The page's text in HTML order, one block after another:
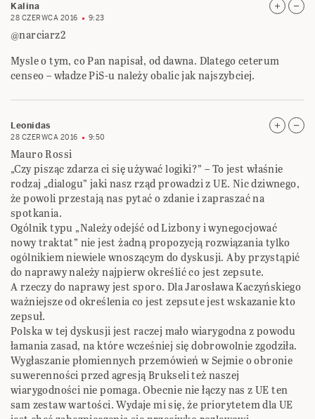
Kalina
28 CZERWCA 2016 9:23
@narciarz2
Mysle o tym, co Pan napisał, od dawna. Dlatego ceterum
censeo – władze PiS-u należy obalic jak najszybciej.
Leonidas
28 CZERWCA 2016 9:50
Mauro Rossi
„Czy pisząc zdarza ci się używać logiki?” – To jest właśnie
rodzaj „dialogu” jaki nasz rząd prowadzi z UE. Nic dziwnego,
że powoli przestają nas pytać o zdanie i zapraszać na
spotkania.
Ogólnik typu „Należy odejść od Lizbony i wynegocjować
nowy traktat” nie jest żadną propozycją rozwiązania tylko
ogólnikiem niewiele wnoszącym do dyskusji. Aby przystąpić
do naprawy należy najpierw określić co jest zepsute.
A rzeczy do naprawy jest sporo. Dla Jarosława Kaczyńskiego
ważniejsze od określenia co jest zepsute jest wskazanie kto
zepsuł.
Polska w tej dyskusji jest raczej mało wiarygodna z powodu
łamania zasad, na które wcześniej się dobrowolnie zgodziła.
Wygłaszanie płomiennych przemówień w Sejmie o obronie
suwerenności przed agresją Brukseli też naszej
wiarygodności nie pomaga. Obecnie nie łączy nas z UE ten
sam zestaw wartości. Wydaje mi się, że priorytetem dla UE